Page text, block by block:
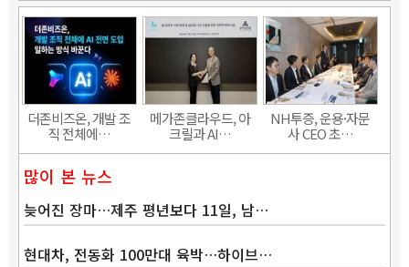
더존비즈온, 개발 조
직 전체에…
메가존클라우드, 아
크릴과 AI…
NH투증, 운용·자문
사 CEO 초…
많이 본 뉴스
늦어진 장마…제주 평년보다 11일, 남…
현대차, 전동화 100만대 육박…하이브…